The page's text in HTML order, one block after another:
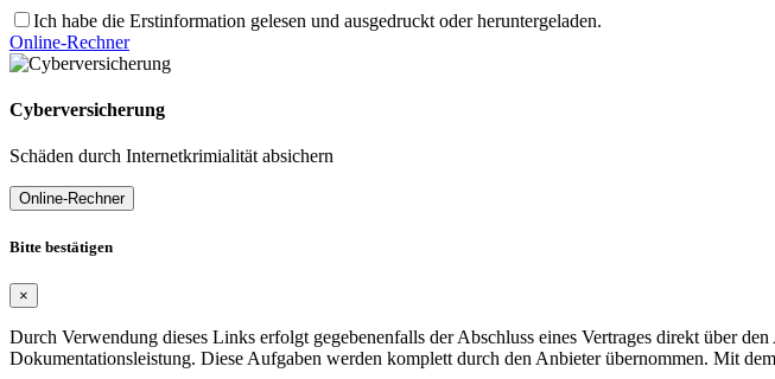
Ich habe die Erstinformation gelesen und ausgedruckt oder heruntergeladen.
Online-Rechner
Cyberversicherung
Schäden durch Internetkrimialität absichern
Online-Rechner
Bitte bestätigen
×
Durch Verwendung dieses Links erfolgt gegebenenfalls der Abschluss eines Vertrages direkt über
Dokumentationsleistung. Diese Aufgaben werden komplett durch den Anbieter übernommen. Mit